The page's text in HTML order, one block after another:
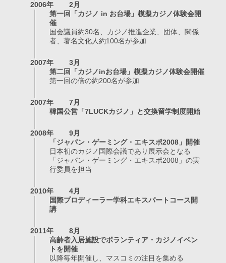
2006年
2月
第一回「カジノ in お台場」模擬カジノ体験会開
催
国会議員約30名、カジノ推進企業、団体、関係
者、著名文化人約100名が参加
2007年
3月
第二回「カジノinお台場」模擬カジノ体験会開催
第一回の倍の約200名が参加
2007年
7月
韓国公営「7LUCKカジノ」と交換留学制度開始
2008年
9月
「ジャパン・ゲーミング・エキスポ2008」開催
日本初のカジノ国際会議であり展示会となる
「ジャパン・ゲーミング・エキスポ2008」の実
行委員を担当
2010年
4月
国際プロディーラー学科エキスパートコース開
講
2011年
8月
高齢者入居施設でボランティア・カジノイベン
トを開催
以降毎年開催し、マスコミの注目を集める